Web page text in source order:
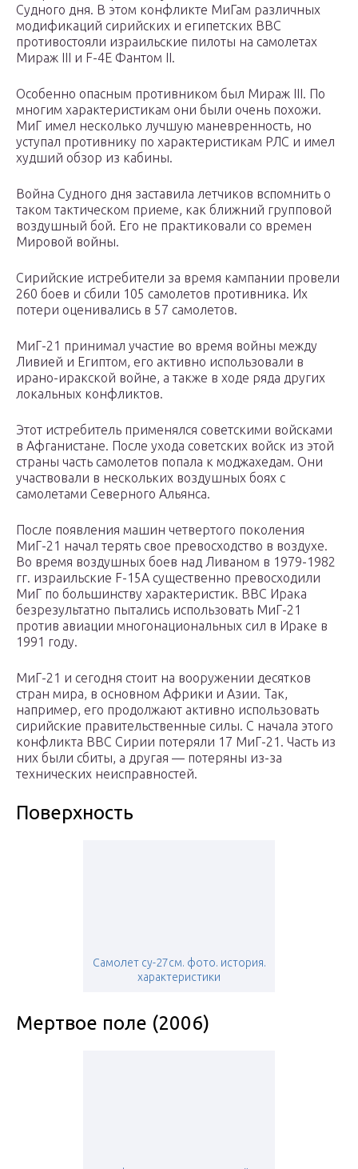
Судного дня. В этом конфликте МиГам различных
модификаций сирийских и египетских ВВС
противостояли израильские пилоты на самолетах
Мираж III и F-4E Фантом II.
Особенно опасным противником был Мираж III. По
многим характеристикам они были очень похожи.
МиГ имел несколько лучшую маневренность, но
уступал противнику по характеристикам РЛС и имел
худший обзор из кабины.
Война Судного дня заставила летчиков вспомнить о
таком тактическом приеме, как ближний групповой
воздушный бой. Его не практиковали со времен
Мировой войны.
Сирийские истребители за время кампании провели
260 боев и сбили 105 самолетов противника. Их
потери оценивались в 57 самолетов.
МиГ-21 принимал участие во время войны между
Ливией и Египтом, его активно использовали в
ирано-иракской войне, а также в ходе ряда других
локальных конфликтов.
Этот истребитель применялся советскими войсками
в Афганистане. После ухода советских войск из этой
страны часть самолетов попала к моджахедам. Они
участвовали в нескольких воздушных боях с
самолетами Северного Альянса.
После появления машин четвертого поколения
МиГ-21 начал терять свое превосходство в воздухе.
Во время воздушных боев над Ливаном в 1979-1982
гг. израильские F-15A существенно превосходили
МиГ по большинству характеристик. ВВС Ирака
безрезультатно пытались использовать МиГ-21
против авиации многонациональных сил в Ираке в
1991 году.
МиГ-21 и сегодня стоит на вооружении десятков
стран мира, в основном Африки и Азии. Так,
например, его продолжают активно использовать
сирийские правительственные силы. С начала этого
конфликта ВВС Сирии потеряли 17 МиГ-21. Часть из
них были сбиты, а другая — потеряны из-за
технических неисправностей.
Поверхность
Самолет су-27см. фото. история.
характеристики
Мертвое поле (2006)